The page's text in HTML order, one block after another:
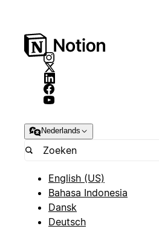
Nederlands
English (US)
Bahasa Indonesia
Dansk
Deutsch